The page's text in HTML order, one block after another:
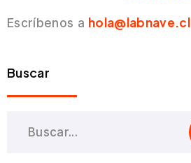
Escríbenos a hola@labnave.cl
Buscar